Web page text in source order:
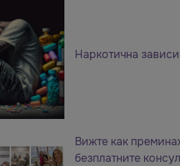
Наркотична
Вижте как
безплатните